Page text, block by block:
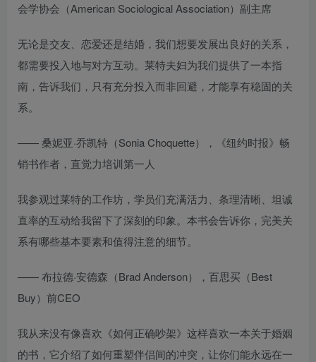
会学协会（American Sociological Association）副主席
无论是交友、恋爱还是结婚，我们想要发展出良好的关系，
都需要投入地与对方互动。莱特夫妇为我们提供了一本指
南，告诉我们，只有充分投入而非回避，才能享有稳固的关
系。
—— 桑妮亚·乔凯特（Sonia Choquette），《纽约时报》畅
销书作者，直觉力培训第一人
我参观过莱特的工作坊，学员们充满活力、条理清晰、坦诚
直率的互动给我留下了深刻的印象。本书会告诉你，完美关
系有哪些基本要素和值得注意的细节。
—— 布拉德·安德森（Brad Anderson），百思买（Best
Buy）前CEO
我从来没有像喜欢《如何正确吵架》这样喜欢一本关于婚姻
的书，它介绍了如何重塑伴侣间的冲突，让你们能永远在一